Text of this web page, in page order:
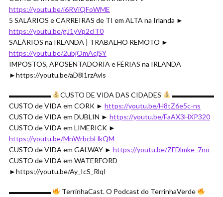
https://youtu.be/i6RViQFoWME
5 SALÁRIOS e CARREIRAS de TI em ALTA na Irlanda ►
https://youtu.be/gJ1yVp2clT0
SALÁRIOS na IRLANDA | TRABALHO REMOTO ►
https://youtu.be/2ubjOmAcjSY
IMPOSTOS, APOSENTADORIA e FÉRIAS na IRLANDA
►https://youtu.be/aD8l1rzAvls
▬▬▬▬▬▬ CUSTO DE VIDA DAS CIDADES
▬▬▬▬▬▬
CUSTO de VIDA em CORK ► https://youtu.be/H8tZ6e5c-ns
CUSTO de VIDA em DUBLIN ► https://youtu.be/FaAX3HXP320
CUSTO de VIDA em LIMERICK ►
https://youtu.be/MnWrbcbHkQM
CUSTO de VIDA em GALWAY ► https://youtu.be/ZFDlmke_7no
CUSTO de VIDA em WATERFORD
►https://youtu.be/Ay_IcS_RlqI
▬▬▬▬▬▬
TerrinhaCast. O Podcast do TerrinhaVerde